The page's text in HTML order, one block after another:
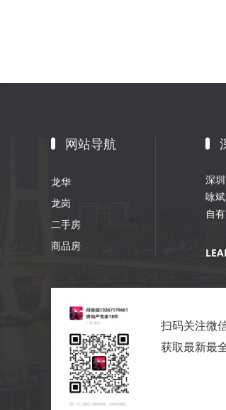
网站导航
龙华
龙岗
二手房
商品房
深
咏
自
销
扫码关注微
获取最新最